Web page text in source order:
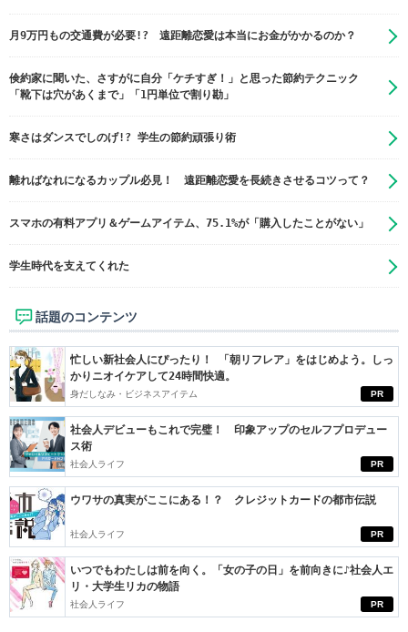
月9万円もの交通費が必要!? 遠距離恋愛は本当にお金がかかるのか？
倹約家に聞いた、さすがに自分「ケチすぎ！」と思った節約テクニック
「靴下は穴があくまで」「1円単位で割り勘」
寒さはダンスでしのげ!? 学生の節約頑張り術
離ればなれになるカップル必見！ 遠距離恋愛を長続きさせるコツって？
スマホの有料アプリ＆ゲームアイテム、75.1%が「購入したことがない」
学生時代を支えてくれた
話題のコンテンツ
PR
忙しい新社会人にぴったり！ 「朝リフレア」をはじめよう。しっ
かりニオイケアして24時間快適。
身だしなみ・ビジネスアイテム
PR
社会人デビューもこれで完璧！ 印象アップのセルフプロデュー
ス術
社会人ライフ
PR
ウワサの真実がここにある！？ クレジットカードの都市伝説
社会人ライフ
PR
いつでもわたしは前を向く。「女の子の日」を前向きに♪社会人エ
リ・大学生リカの物語
社会人ライフ